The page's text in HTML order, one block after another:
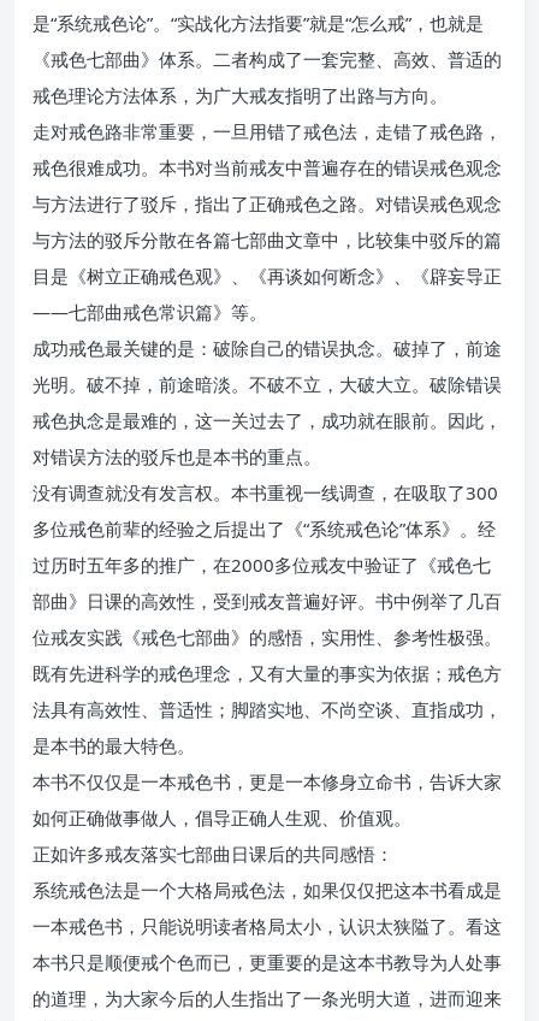
是“系统戒色论”。“实战化方法指要”就是“怎么戒”，也就是
《戒色七部曲》体系。二者构成了一套完整、高效、普适的
戒色理论方法体系，为广大戒友指明了出路与方向。
走对戒色路非常重要，一旦用错了戒色法，走错了戒色路，
戒色很难成功。本书对当前戒友中普遍存在的错误戒色观念
与方法进行了驳斥，指出了正确戒色之路。对错误戒色观念
与方法的驳斥分散在各篇七部曲文章中，比较集中驳斥的篇
目是《树立正确戒色观》、《再谈如何断念》、《辟妄导正
——七部曲戒色常识篇》等。
成功戒色最关键的是：破除自己的错误执念。破掉了，前途
光明。破不掉，前途暗淡。不破不立，大破大立。破除错误
戒色执念是最难的，这一关过去了，成功就在眼前。因此，
对错误方法的驳斥也是本书的重点。
没有调查就没有发言权。本书重视一线调查，在吸取了300
多位戒色前辈的经验之后提出了《“系统戒色论”体系》。经
过历时五年多的推广，在2000多位戒友中验证了《戒色七
部曲》日课的高效性，受到戒友普遍好评。书中例举了几百
位戒友实践《戒色七部曲》的感悟，实用性、参考性极强。
既有先进科学的戒色理念，又有大量的事实为依据；戒色方
法具有高效性、普适性；脚踏实地、不尚空谈、直指成功，
是本书的最大特色。
本书不仅仅是一本戒色书，更是一本修身立命书，告诉大家
如何正确做事做人，倡导正确人生观、价值观。
正如许多戒友落实七部曲日课后的共同感悟：
系统戒色法是一个大格局戒色法，如果仅仅把这本书看成是
一本戒色书，只能说明读者格局太小，认识太狭隘了。看这
本书只是顺便戒个色而已，更重要的是这本书教导为人处事
的道理，为大家今后的人生指出了一条光明大道，进而迎来